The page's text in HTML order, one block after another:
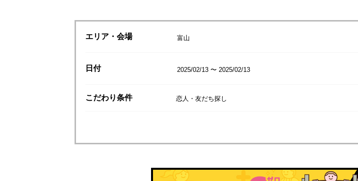
エリア・会場 富山
日付 2025/02/13 〜 2025/02/13
こだわり条件 恋人・友だち探し